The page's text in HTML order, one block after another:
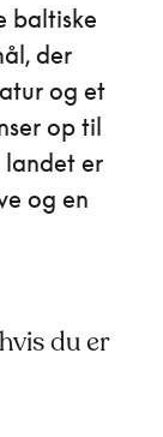
baltiske
der
og et
op til
landet er
og en
du er